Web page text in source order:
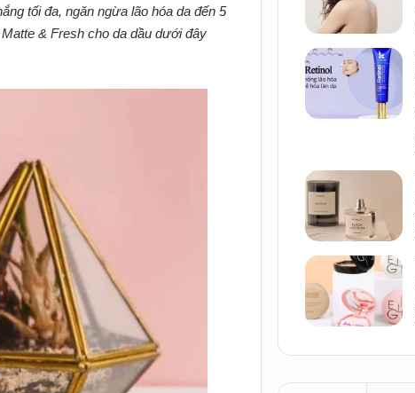
tối đa, ngăn ngừa lão hóa da đến 5
& Fresh cho da dầu dưới đây